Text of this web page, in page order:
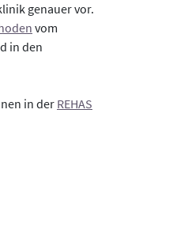
genauer vor.
vom
in den
in derREHAS